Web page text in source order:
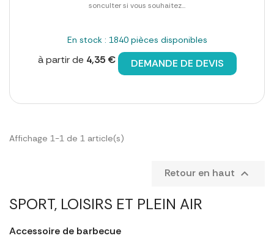
SPORT, LOISIRS ET PLEIN AIR
Accessoire de barbecue
sonculter si vous souhaitez...
En stock : 1840 pièces disponibles
à partir de 4,35 € DEMANDE DE DEVIS
Affichage 1-1 de 1 article(s)
Retour en haut 